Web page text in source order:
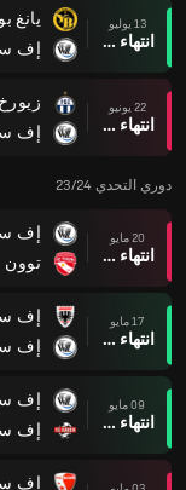
13 يوليو
انتهاء وقت المباراة
يانغ
إف سي
22 يونيو
انتهاء وقت المباراة
زيورخ
إف سي
دوري التحدي 23/24
20 مايو
انتهاء وقت المباراة
إف سي
توون
17 مايو
انتهاء وقت المباراة
إف
إف سي
09 مايو
انتهاء وقت المباراة
إف سي
إف
إف